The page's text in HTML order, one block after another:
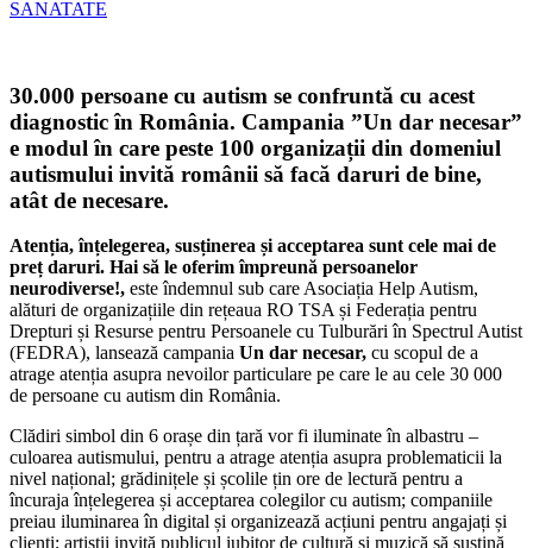
SANATATE
30.000 persoane cu autism se confruntă cu acest
diagnostic în România. Campania ”Un dar necesar”
e modul în care peste 100 organizații din domeniul
autismului invită românii să facă daruri de bine,
atât de necesare.
Atenția, înțelegerea, susținerea și acceptarea sunt cele mai de
preț daruri. Hai să le oferim împreună persoanelor
neurodiverse!, este îndemnul sub care Asociația Help Autism,
alături de organizațiile din rețeaua RO TSA și Federația pentru
Drepturi și Resurse pentru Persoanele cu Tulburări în Spectrul Autist
(FEDRA), lansează campania Un dar necesar, cu scopul de a
atrage atenția asupra nevoilor particulare pe care le au cele 30 000
de persoane cu autism din România.
Clădiri simbol din 6 orașe din țară vor fi iluminate în albastru –
culoarea autismului, pentru a atrage atenția asupra problematicii la
nivel național; grădinițele și școlile țin ore de lectură pentru a
încuraja înțelegerea și acceptarea colegilor cu autism; companiile
preiau iluminarea în digital și organizează acțiuni pentru angajați și
clienți; artiștii invită publicul iubitor de cultură și muzică să susțină